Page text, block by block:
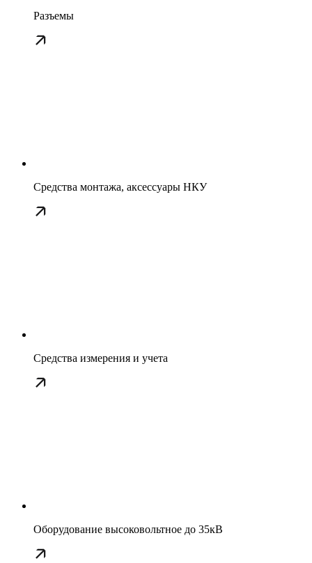
Разъемы
Средства монтажа, аксессуары НКУ
Средства измерения и учета
Оборудование высоковольтное до 35кВ